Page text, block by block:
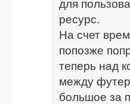
для
ресурс.
На счет
попозже
теперь над
между
большое за